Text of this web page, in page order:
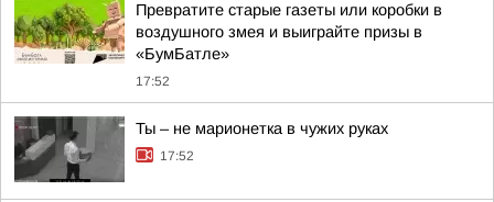
Превратите старые газеты или коробки в
воздушного змея и выиграйте призы в
«БумБатле»
17:52
Ты – не марионетка в чужих руках
17:52